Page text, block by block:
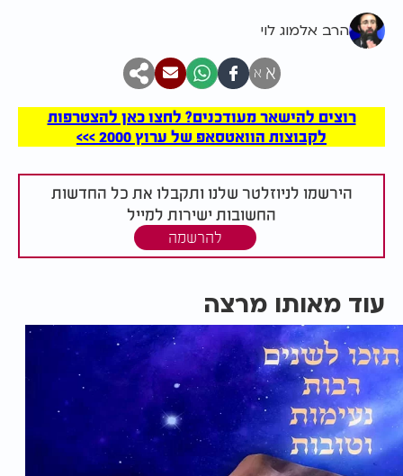
הרב אלמוג לוי
א א
רוצים להישאר מעודכנים? לחצו כאן להצטרפות
לקבוצות הוואטסאפ של ערוץ 2000 >>>
הירשמו לניוזלטר שלנו ותקבלו את כל החדשות
החשובות ישירות למייל
להרשמה
עוד מאותו מרצה